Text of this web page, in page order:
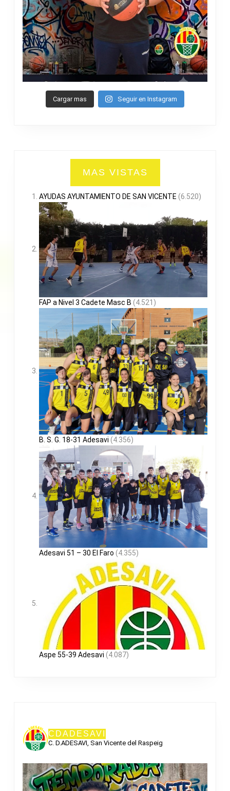
Cargar mas Seguir en Instagram
MAS VISTAS
AYUDAS AYUNTAMIENTO DE SAN VICENTE (6.520)
FAP a Nivel 3 Cadete Masc B (4.521)
B. S. G. 18-31 Adesavi (4.356)
Adesavi 51 – 30 El Faro (4.355)
Aspe 55-39 Adesavi (4.087)
CDADESAVI
C. D.ADESAVI, San Vicente del Raspeig